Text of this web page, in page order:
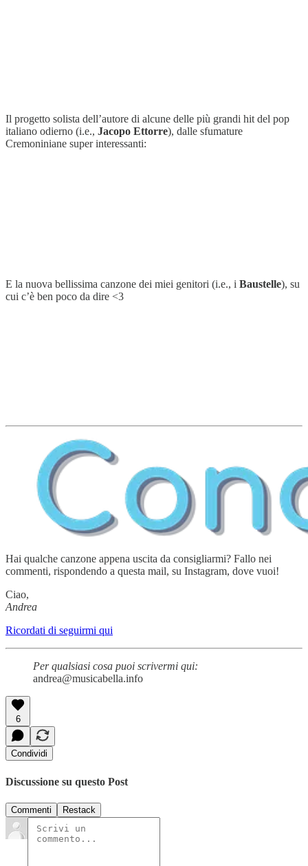
Il progetto solista dell’autore di alcune delle più grandi hit del pop
italiano odierno (i.e., Jacopo Ettorre), dalle sfumature
Cremoniniane super interessanti:
E la nuova bellissima canzone dei miei genitori (i.e., i Baustelle), su
cui c’è ben poco da dire <3
Hai qualche canzone appena uscita da consigliarmi? Fallo nei
commenti, rispondendo a questa mail, su Instagram, dove vuoi!
Ciao,
Andrea
Ricordati di seguirmi qui
Per qualsiasi cosa puoi scrivermi qui:
andrea@musicabella.info
6
Condividi
Discussione su questo Post
Commenti Restack